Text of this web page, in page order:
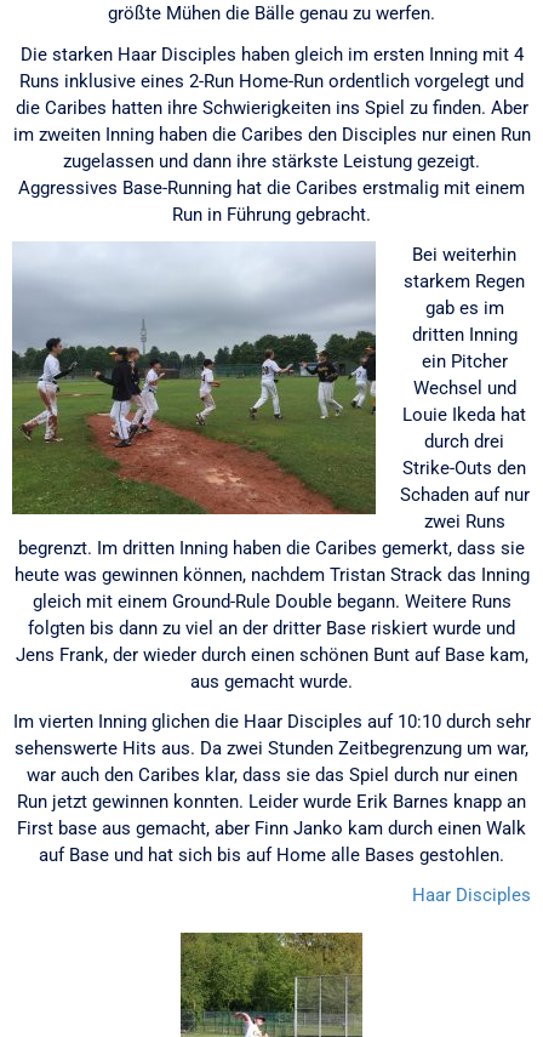
größte Mühen die Bälle genau zu werfen.
Die starken Haar Disciples haben gleich im ersten Inning mit 4
Runs inklusive eines 2-Run Home-Run ordentlich vorgelegt und
die Caribes hatten ihre Schwierigkeiten ins Spiel zu finden. Aber
im zweiten Inning haben die Caribes den Disciples nur einen Run
zugelassen und dann ihre stärkste Leistung gezeigt.
Aggressives Base-Running hat die Caribes erstmalig mit einem
Run in Führung gebracht.
Bei weiterhin
starkem Regen
gab es im
dritten Inning
ein Pitcher
Wechsel und
Louie Ikeda hat
durch drei
Strike-Outs den
Schaden auf nur
zwei Runs
begrenzt. Im dritten Inning haben die Caribes gemerkt, dass sie
heute was gewinnen können, nachdem Tristan Strack das Inning
gleich mit einem Ground-Rule Double begann. Weitere Runs
folgten bis dann zu viel an der dritter Base riskiert wurde und
Jens Frank, der wieder durch einen schönen Bunt auf Base kam,
aus gemacht wurde.
Im vierten Inning glichen die Haar Disciples auf 10:10 durch sehr
sehenswerte Hits aus. Da zwei Stunden Zeitbegrenzung um war,
war auch den Caribes klar, dass sie das Spiel durch nur einen
Run jetzt gewinnen konnten. Leider wurde Erik Barnes knapp an
First base aus gemacht, aber Finn Janko kam durch einen Walk
auf Base und hat sich bis auf Home alle Bases gestohlen.
Haar Disciples